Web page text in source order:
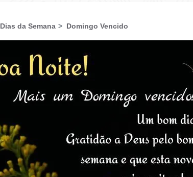
Dias da Semana Domingo Vencido